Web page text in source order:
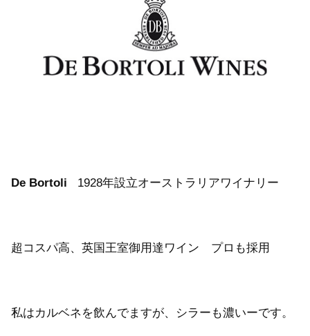
De Bortoli 1928年設立オーストラリアワイナリー
超コスパ高、英国王室御用達ワイン プロも採用
私はカルベネを飲んでますが、シラーも濃いーです。